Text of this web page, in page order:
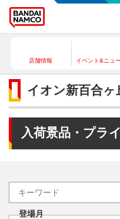
店舗情報 イベント&ニュ
イオン新百合ヶ
入荷景品・プラ
登場月